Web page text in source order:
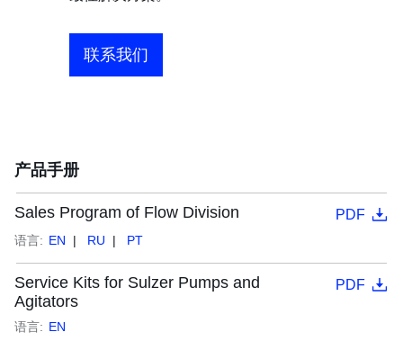
联系我们
产品手册
Sales Program of Flow Division PDF
语言: EN RU PT
Service Kits for Sulzer Pumps and
Agitators
PDF
语言: EN